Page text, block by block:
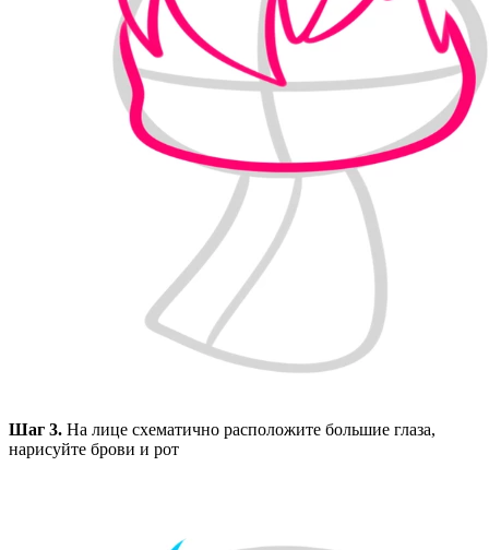
Шаг 3. На лице схематично расположите большие глаза,
нарисуйте брови и рот